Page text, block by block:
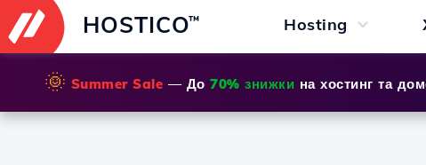
HOSTICO™ Hosting
🌞 Summer Sale — До 70% знижки на хостинг та